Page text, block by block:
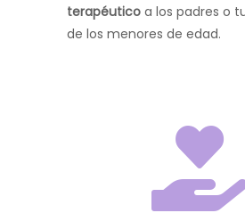
terapéuticoa los padres o
de los menores de edad.